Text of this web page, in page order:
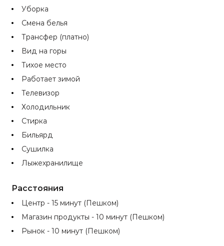
Уборка
Смена белья
Трансфер (платно)
Вид на горы
Тихое место
Работает зимой
Телевизор
Холодильник
Стирка
Бильярд
Сушилка
Лыжехранилище
Расстояния
Центр - 15 минут (Пешком)
Магазин продукты - 10 минут (Пешком)
Рынок - 10 минут (Пешком)